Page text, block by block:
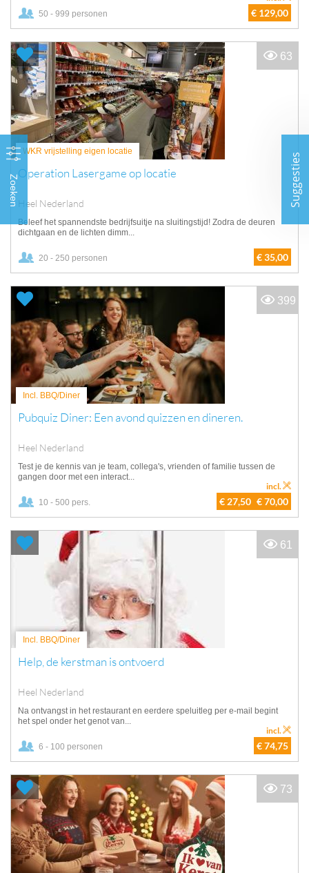
Zoeken
50 - 999 personen € 129,00
WKR vrijstelling eigen locatie
Operation Lasergame op locatie
Heel Nederland
Beleef het spannendste bedrijfsuitje na sluitingstijd! Zodra de deuren
dichtgaan en de lichten dimm...
20 - 250 personen € 35,00
63
Incl. BBQ/Diner
Pubquiz Diner: Een avond quizzen en dineren.
Heel Nederland
Test je de kennis van je team, collega's, vrienden of familie tussen de
gangen door met een interact...
10 - 500 pers. € 27,50 € 70,00
incl.
399
Incl. BBQ/Diner
Help, de kerstman is ontvoerd
Heel Nederland
Na ontvangst in het restaurant en eerdere speluitleg per e-mail begint
het spel onder het genot van...
6 - 100 personen € 74,75
incl.
61
73
Suggesties